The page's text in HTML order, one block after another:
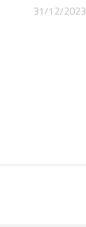
31/12/2023